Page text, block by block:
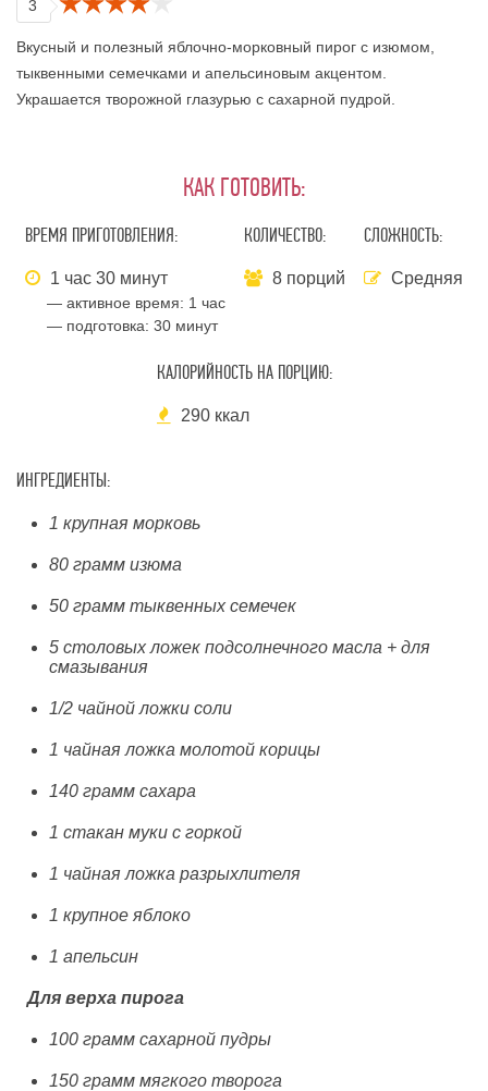
3
Вкусный и полезный яблочно-морковный пирог с изюмом,
тыквенными семечками и апельсиновым акцентом.
Украшается творожной глазурью с сахарной пудрой.
КАК ГОТОВИТЬ:
ВРЕМЯ ПРИГОТОВЛЕНИЯ:
1 час 30 минут
— активное время: 1 час
— подготовка:30 минут
КОЛИЧЕСТВО:
8 порций
СЛОЖНОСТЬ:
Средняя
КАЛОРИЙНОСТЬ НА ПОРЦИЮ:
290 ккал
ИНГРЕДИЕНТЫ:
1 крупная морковь
80 грамм изюма
50 грамм тыквенных семечек
5 столовых ложек подсолнечного масла + для
смазывания
1/2 чайной ложки соли
1 чайная ложка молотой корицы
140 грамм сахара
1 стакан муки с горкой
1 чайная ложка разрыхлителя
1 крупное яблоко
1 апельсин
Для верха пирога
100 грамм сахарной пудры
150 грамм мягкого творога